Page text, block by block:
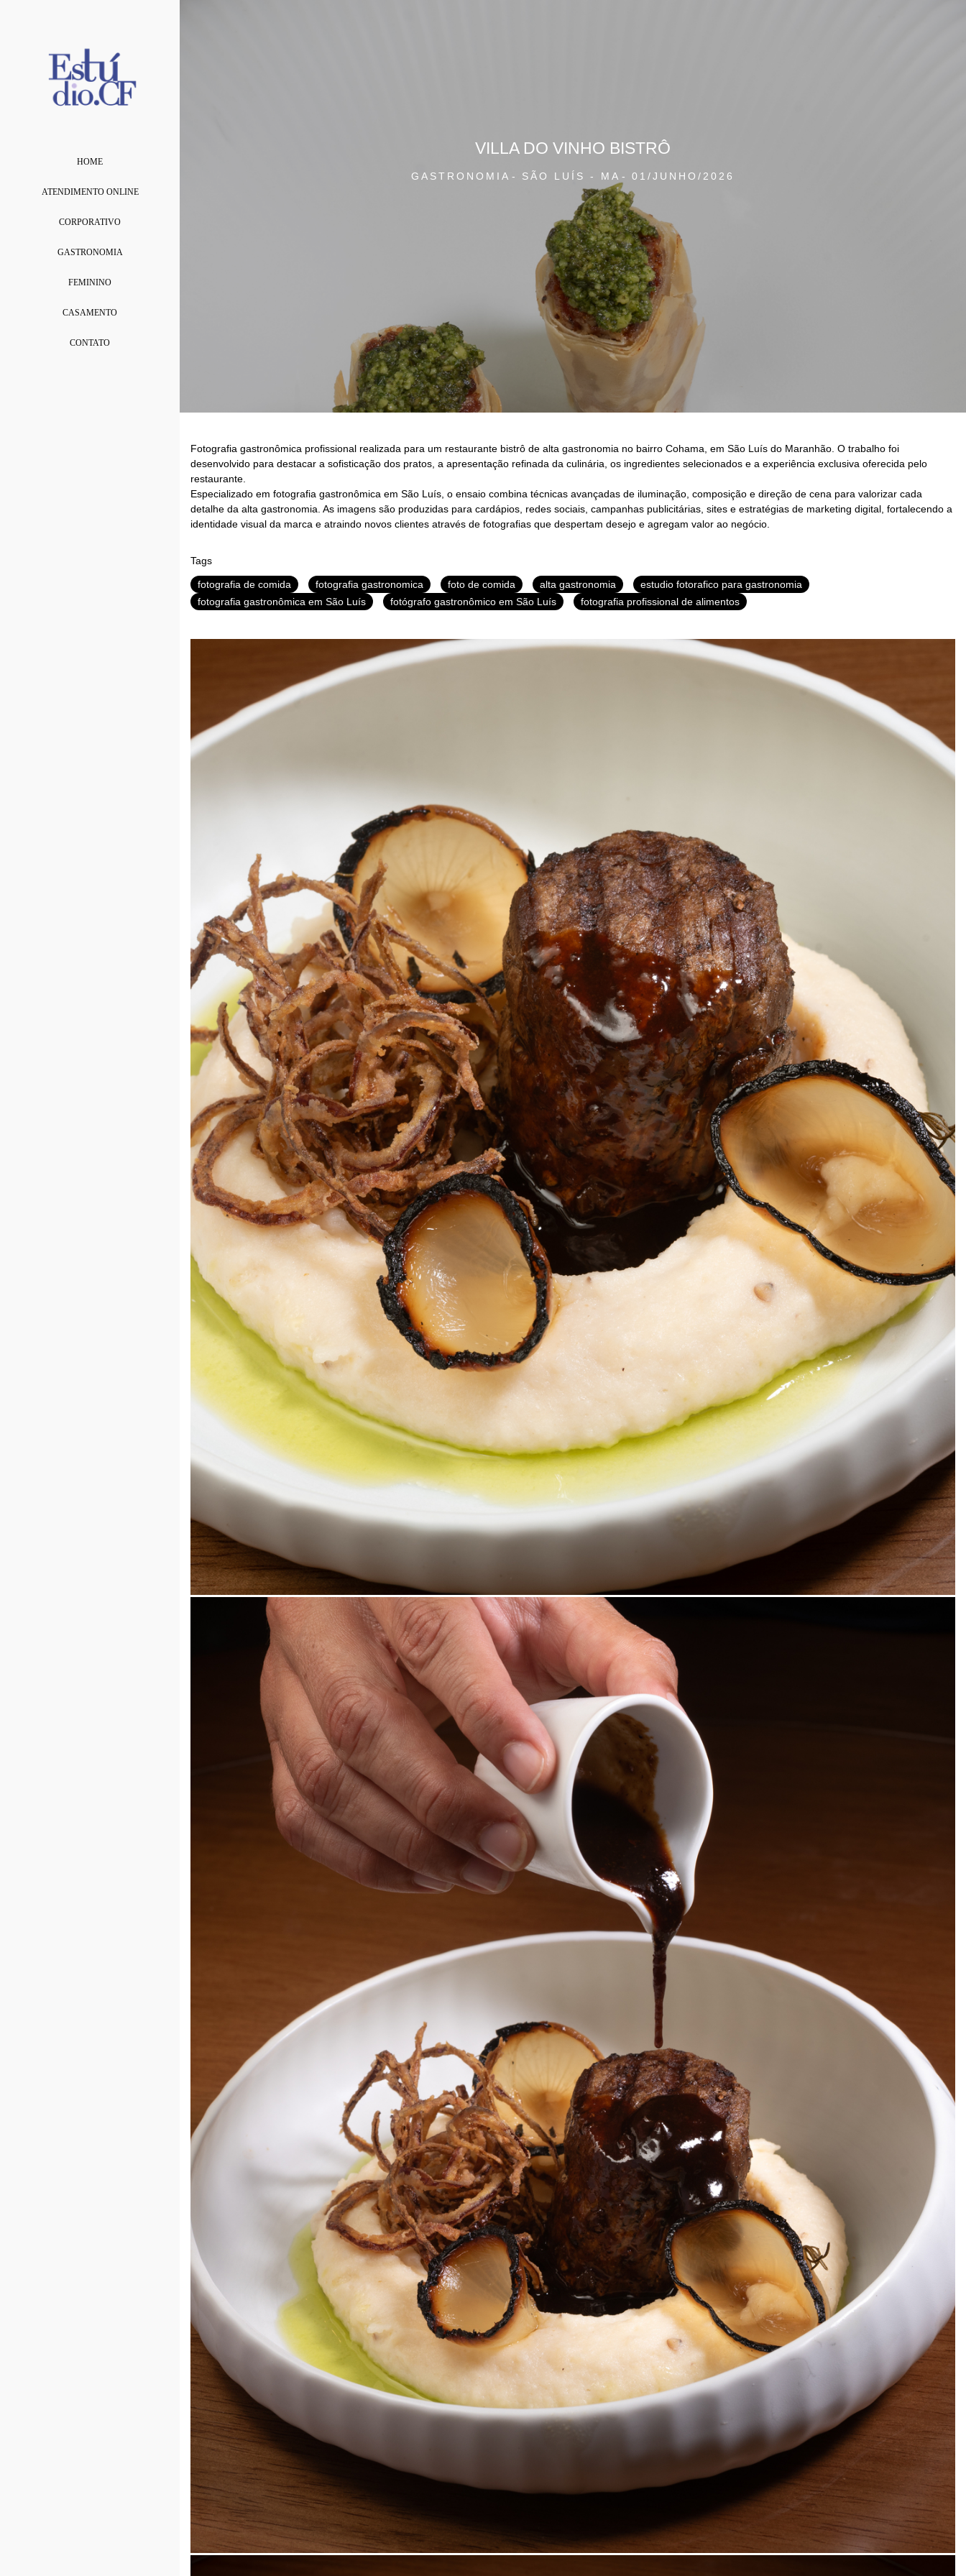
HOME
ATENDIMENTO ONLINE
CORPORATIVO
GASTRONOMIA
FEMININO
CASAMENTO
CONTATO
GASTRONOMIA SÃO LUÍS - MA 01/JUNHO/2026
VILLA DO VINHO BISTRÔ
Fotografia gastronômica profissional realizada para um restaurante bistrô de alta gastronomia no bairro Cohama, em São Luís do Maranhão. O trabalho foi
desenvolvido para destacar a sofisticação dos pratos, a apresentação refinada da culinária, os ingredientes selecionados e a experiência exclusiva oferecida pelo
restaurante.
Especializado em fotografia gastronômica em São Luís, o ensaio combina técnicas avançadas de iluminação, composição e direção de cena para valorizar cada
detalhe da alta gastronomia. As imagens são produzidas para cardápios, redes sociais, campanhas publicitárias, sites e estratégias de marketing digital, fortalecendo a
identidade visual da marca e atraindo novos clientes através de fotografias que despertam desejo e agregam valor ao negócio.
Tags
fotografia de comida fotografia gastronomica foto de comida alta gastronomia
estudio fotorafico para gastronomia
fotografia gastronômica em São Luís
fotógrafo gastronômico em São Luís fotografia profissional de alimentos